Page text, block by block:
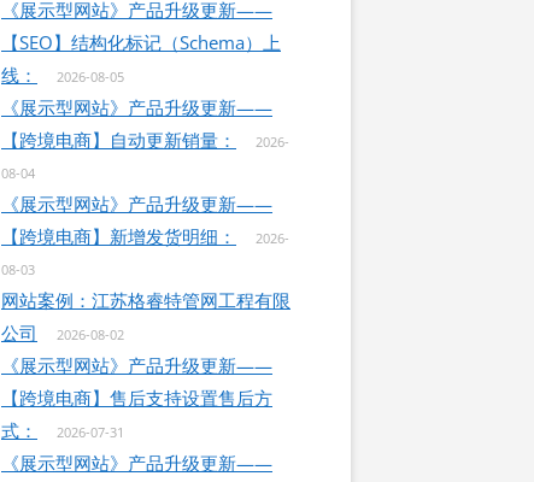
《展示型网站》产品升级更新——
【SEO】结构化标记（Schema）上
线：
2026-08-05
《展示型网站》产品升级更新——
【跨境电商】自动更新销量：
2026-
08-04
《展示型网站》产品升级更新——
【跨境电商】新增发货明细：
2026-
08-03
网站案例：江苏格睿特管网工程有限
公司
2026-08-02
《展示型网站》产品升级更新——
【跨境电商】售后支持设置售后方
式：
2026-07-31
《展示型网站》产品升级更新——